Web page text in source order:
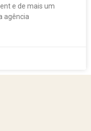
e de mais um
agência